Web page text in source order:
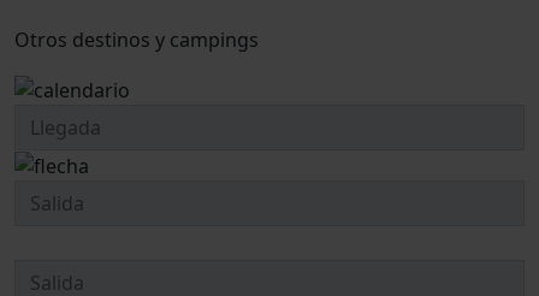
Otros destinos y campings